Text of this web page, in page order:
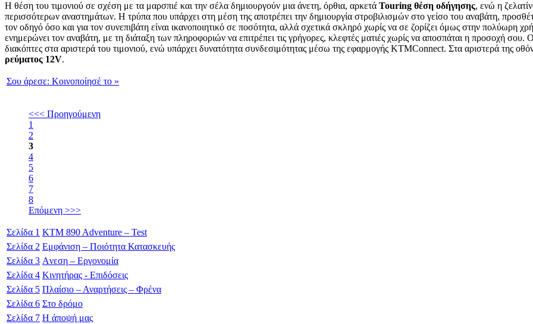
Η θέση του τιμονιού σε σχέση με τα μαρσπιέ και την σέλα δημιουργούν μια άνετη, όρθια, αρκετά Touring θέση οδήγησης, ενώ η
περισσότερων αναστημάτων. Η τρύπα που υπάρχει στη μέση της αποτρέπει την δημιουργία στροβιλισμών στο γείσο του αναβάτη,
τον οδηγό όσο και για τον συνεπιβάτη είναι ικανοποιητικό σε ποσότητα, αλλά σχετικά σκληρό χωρίς να σε ζορίζει όμως στην πολύωρη
ενημερώνει τον αναβάτη, με τη διάταξη των πληροφοριών να επιτρέπει τις γρήγορες, κλεφτές ματιές χωρίς να αποσπάται η προσοχή σου.
διακόπτες στα αριστερά του τιμονιού, ενώ υπάρχει δυνατότητα συνδεσιμότητας μέσω της εφαρμογής KTMConnect. Στα αριστερά της
ρεύματος 12V.
Σου άρεσε: Κοινοποίησέ το »
<<< Προηγούμενη
1
2
3
4
5
6
7
8
Επόμενη >>>
Σελίδα 1 KTM 890 Adventure – Test
Σελίδα 2 Εμφάνιση – Ποιότητα Κατασκευής
Σελίδα 3 Aνεση – Εργονομία
Σελίδα 4 Κινητήρας - Επιδόσεις
Σελίδα 5 Πλαίσιο – Αναρτήσεις – Φρένα
Σελίδα 6 Στο δρόμο
Σελίδα 7 Η άποψή μας